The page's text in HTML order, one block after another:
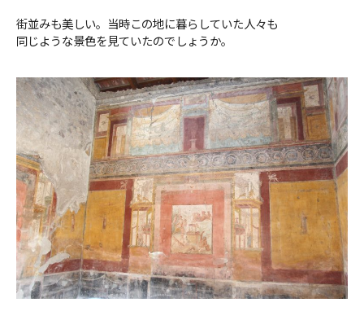
街並みも美しい。当時この地に暮らしていた人々も
同じような景色を見ていたのでしょうか。